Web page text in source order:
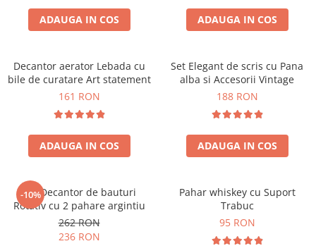
ADAUGA IN COS ADAUGA IN COS
Decantor aerator Lebada cu
bile de curatare Art statement
161 RON
ADAUGA IN COS
Set Elegant de scris cu Pana
alba si Accesorii Vintage
188 RON
ADAUGA IN COS
-10%
Set Decantor de bauturi
Rotativ cu 2 pahare argintiu
262 RON
236 RON
Pahar whiskey cu Suport
Trabuc
95 RON